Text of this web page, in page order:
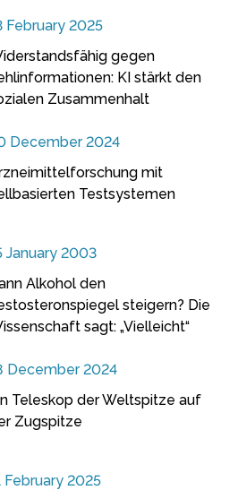
February 2025
gegen
KI stärkt den
Zusammenhalt
December 2024
mit
Testsystemen
January 2003
Alkohol den
steigern? Die
sagt: „Vielleicht“
December 2024
Teleskop der Weltspitze auf
Zugspitze
February 2025